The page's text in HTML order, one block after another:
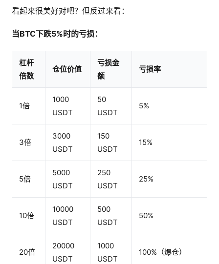
看起来很美好对吧？但反过来看：
当BTC下跌5%时的亏损：
杠杆
倍数
仓位价值
亏损金
额
亏损率
1倍
1000
USDT
50
USDT
5%
3倍
3000
USDT
150
USDT
15%
5倍
5000
USDT
250
USDT
25%
10倍
10000
USDT
500
USDT
50%
20倍
20000
USDT
1000
USDT
100%（爆仓）